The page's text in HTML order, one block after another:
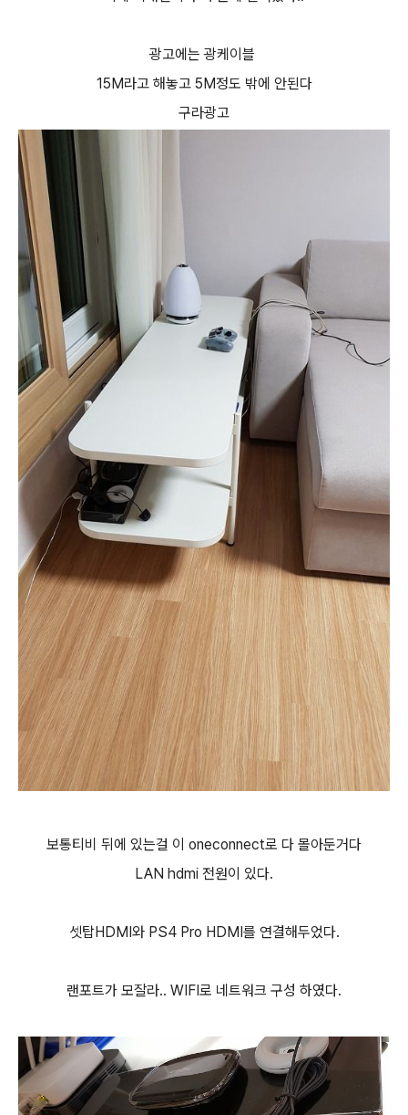
광고에는 광케이블
15M라고 해놓고 5M정도 밖에 안된다
구라광고
보통티비 뒤에 있는걸 이 oneconnect로 다 몰아둔거다
LAN hdmi 전원이 있다.
셋탑HDMI와 PS4 Pro HDMI를 연결해두었다.
랜포트가 모잘라.. WIFI로 네트워크 구성 하였다.